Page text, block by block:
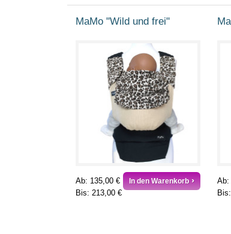
MaMo "Wild und frei"
Ab: 135,00 €
Bis: 213,00 €
In den Warenkorb Ab:
Bis: